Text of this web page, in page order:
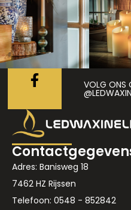
VOLG ONS
Adres: Banisweg 18
7462 HZ Rijssen
Telefoon: 0548 - 852842